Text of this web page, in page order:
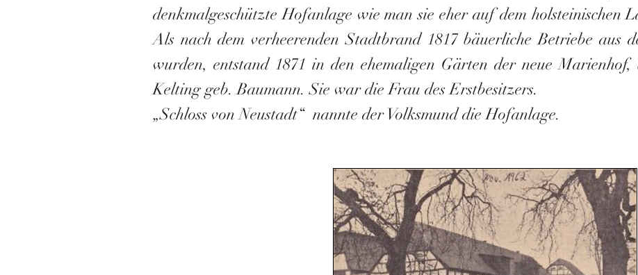
denkmalgeschützte Hofanlage wie man sie eher auf dem holsteinischen
Als nach dem verheerenden Stadtbrand 1817 bäuerliche Betriebe aus
wurden, entstand 1871 in den ehemaligen Gärten der neue
Kelting geb. Baumann. Sie war die Frau des Erstbesitzers.
„Schloss von Neustadt“ nannte der Volksmund die Hofanlage.